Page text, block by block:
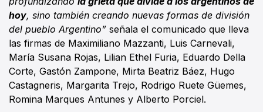
hoy, sino también creando nuevas formas de división
del pueblo Argentino” señala el comunicado que lleva
las firmas de Maximiliano Mazzanti, Luis Carnevali,
María Susana Rojas, Lilian Ethel Furia, Eduardo Della
Corte, Gastón Zampone, Mirta Beatriz Báez, Hugo
Castagneris, Margarita Trejo, Rodrigo Ruete Güemes,
Romina Marques Antunes y Alberto Porciel.